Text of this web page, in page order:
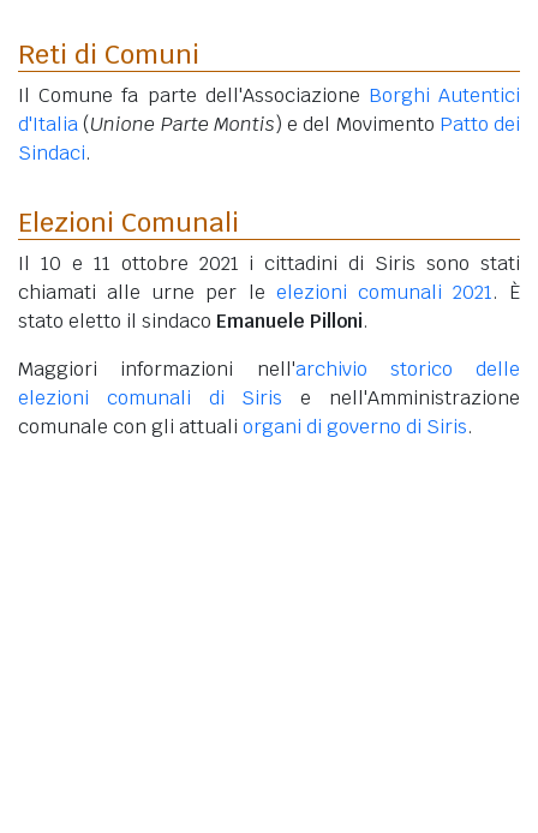
Reti di Comuni
Il Comune fa parte dell'Associazione Borghi Autentici
d'Italia(Unione Parte Montis) e del Movimento Patto dei
Sindaci.
Elezioni Comunali
Il 10 e 11 ottobre 2021 i cittadini di Siris sono stati
chiamati alle urne per le elezioni comunali 2021. È
stato eletto il sindaco Emanuele Pilloni.
Maggiori informazioni nell'archivio storico delle
elezioni comunali di Siris e nell'Amministrazione
comunale con gli attuali organi di governo di Siris.